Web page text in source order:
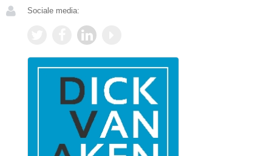
Sociale media: